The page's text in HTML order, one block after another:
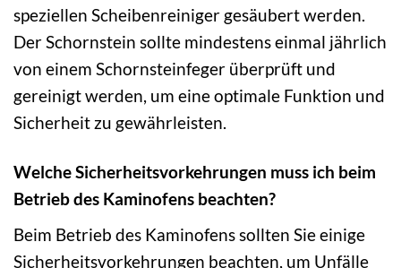
speziellen Scheibenreiniger gesäubert werden.
Der Schornstein sollte mindestens einmal jährlich
von einem Schornsteinfeger überprüft und
gereinigt werden, um eine optimale Funktion und
Sicherheit zu gewährleisten.
Welche Sicherheitsvorkehrungen muss ich beim
Betrieb des Kaminofens beachten?
Beim Betrieb des Kaminofens sollten Sie einige
Sicherheitsvorkehrungen beachten, um Unfälle